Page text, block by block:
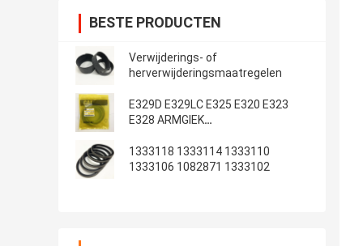
BESTE PRODUCTEN
Verwijderings- of
herverwijderingsmaatregelen
E329D E329LC E325 E320 E323
E328 ARMGIEK
1333118 1333114 1333110
1333106 1082871 1333102